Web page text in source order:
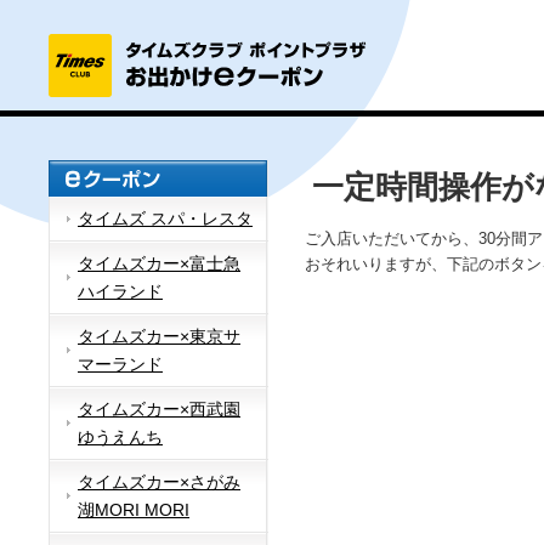
タイムズ スパ・レスタ
タイムズカー×富士急
ハイランド
タイムズカー×東京サ
マーランド
タイムズカー×西武園
ゆうえんち
タイムズカー×さがみ
湖MORI MORI
一定時間操作
ご入店いただいてから、30分間
おそれいりますが、下記のボタ